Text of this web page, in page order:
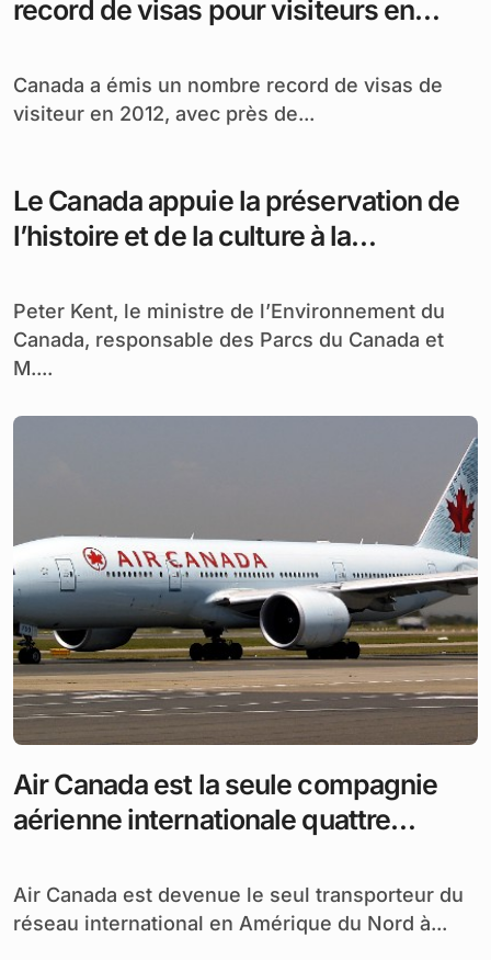
record de visas pour visiteurs en
Canada a émis un nombre record de visas de
visiteur en 2012, avec près de...
Le Canada appuie la préservation de
l’histoire et de la culture à la
Peter Kent, le ministre de l’Environnement du
Canada, responsable des Parcs du Canada et
M....
Air Canada est la seule compagnie
aérienne internationale quattre
Air Canada est devenue le seul transporteur du
réseau international en Amérique du Nord à...